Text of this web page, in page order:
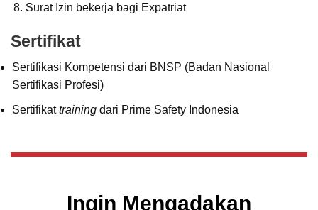
Surat Izin bekerja bagi Expatriat
Sertifikat
Sertifikasi Kompetensi dari BNSP (Badan Nasional
Sertifikasi Profesi)
Sertifikattrainingdari Prime Safety Indonesia
Ingin Mengadakan